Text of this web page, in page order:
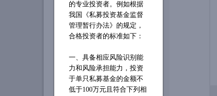
的专业投资者。例如根据
我国《私募投资基金监督
管理暂行办法》的规定，
合格投资者的标准如下：
一、具备相应风险识别能
力和风险承担能力，投资
于单只私募基金的金额不
低于100万元且符合下列相